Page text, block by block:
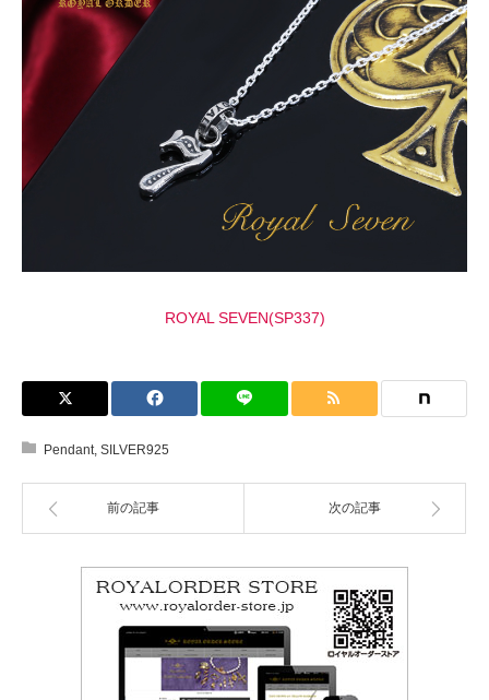
ROYAL SEVEN(SP337)
Pendant, SILVER925
前の記事 次の記事
Wedding
RoyalOrder Links